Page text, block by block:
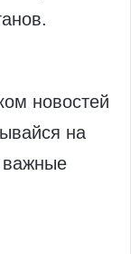
новостей
на
важные